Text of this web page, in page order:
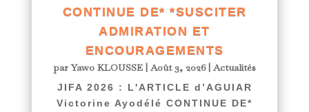
CONTINUE DE* *SUSCITER
ADMIRATION ET
ENCOURAGEMENTS
parYawo KLOUSSE|Août 3, 2026|Actualités
JIFA 2026 : L'ARTICLE d’AGUIAR
Victorine Ayodélé CONTINUE DE*